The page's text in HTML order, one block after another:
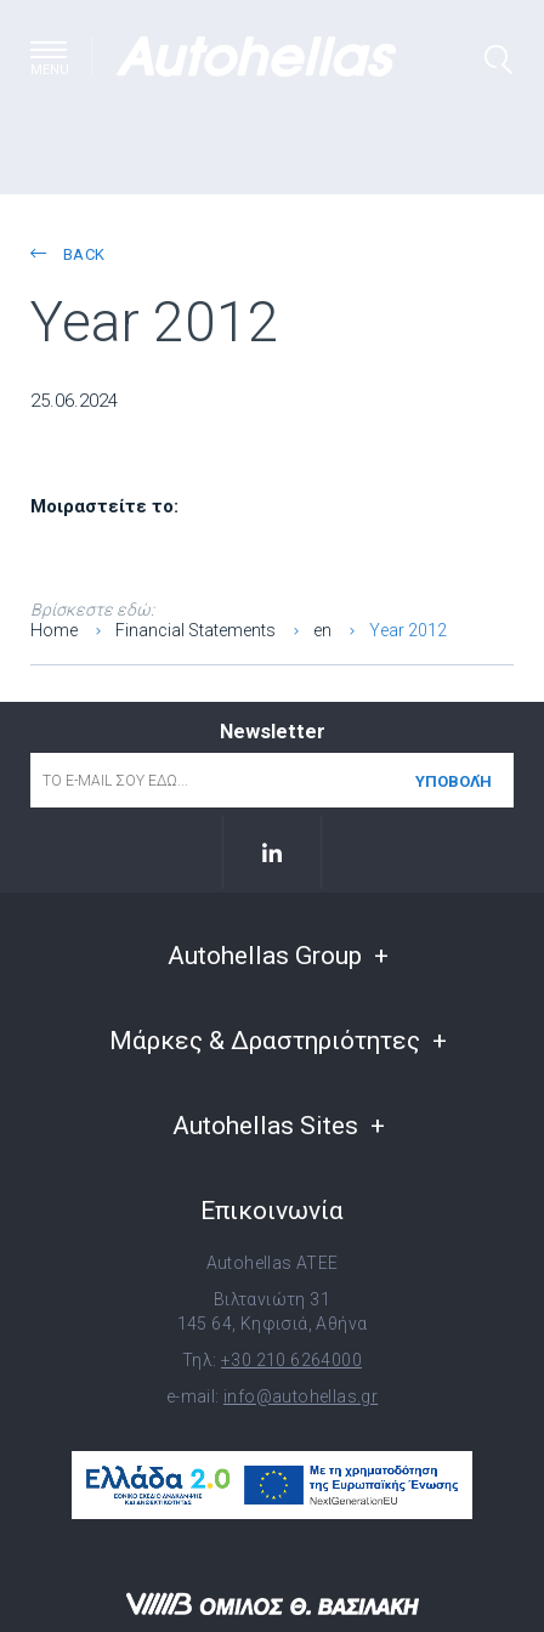
BACK
Year 2012
25.06.2024
Μοιραστείτε το:
Βρίσκεστε εδώ:
Home
Financial Statements en Year 2012
Newsletter
Autohellas Group
Μάρκες & Δραστηριότητες
Autohellas Sites
Επικοινωνία
Autohellas ATEE
Βιλτανιώτη 31
145 64, Κηφισιά, Αθήνα
Τηλ: +30 210 6264000
e-mail: info@autohellas.gr